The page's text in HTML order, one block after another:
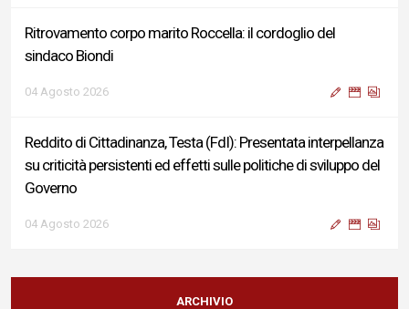
Ritrovamento corpo marito Roccella: il cordoglio del
sindaco Biondi
04 Agosto 2026
Reddito di Cittadinanza, Testa (FdI): Presentata interpellanza
su criticità persistenti ed effetti sulle politiche di sviluppo del
Governo
04 Agosto 2026
Sigismondi, Liris e Testa: “Profondo cordoglio e vicinanza al
Ministro Roccella e alla sua famiglia”
ARCHIVIO